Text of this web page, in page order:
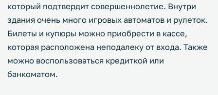
который подтвердит совершеннолетие. Внутри
здания очень много игровых автоматов и рулеток.
Билеты и купюры можно приобрести в кассе,
которая расположена неподалеку от входа. Также
можно воспользоваться кредиткой или
банкоматом.